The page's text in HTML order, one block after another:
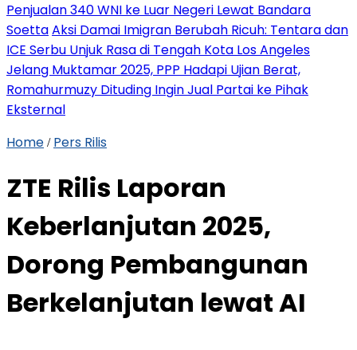
Penjualan 340 WNI ke Luar Negeri Lewat Bandara
SoettaAksi Damai Imigran Berubah Ricuh: Tentara dan
ICE Serbu Unjuk Rasa di Tengah Kota Los Angeles
Jelang Muktamar 2025, PPP Hadapi Ujian Berat,
Romahurmuzy Dituding Ingin Jual Partai ke Pihak
Eksternal
Home / Pers Rilis
ZTE Rilis Laporan
Keberlanjutan 2025,
Dorong Pembangunan
Berkelanjutan lewat AI